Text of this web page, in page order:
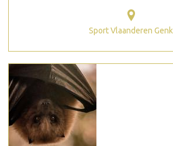
Sport Vlaanderen Genk